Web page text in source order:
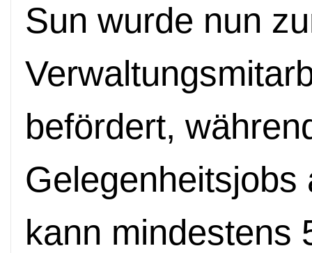
Sun wurde nun
befördert,
Gelegenheitsjobs
kann mindestens